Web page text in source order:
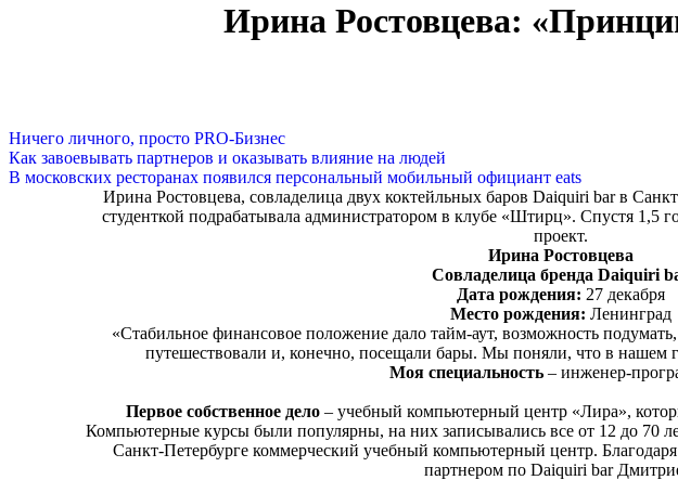
Ирина Ростовцева:
Ничего личного, просто PRO-Бизнес
Как завоевывать партнеров и оказывать влияние на людей
В московских ресторанах появился персональный мобильный официант eats
Ирина Ростовцева, совладелица двух коктейльных баров Daiquiri bar в
студенткой подрабатывала администратором в клубе «Штирц». Спустя 1,5
проект.
Ирина Ростовцева
Совладелица бренда Daiquiri
Дата рождения: 27 декабря
Место рождения: Ленинград
«Стабильное финансовое положение дало тайм-аут, возможность
путешествовали и, конечно, посещали бары. Мы поняли, что в нашем
Моя специальность – инженер-
Первое собственное дело – учебный компьютерный центр «Лира»,
Компьютерные курсы были популярны, на них записывались все от 12 до 70
Санкт-Петербурге коммерческий учебный компьютерный центр.
партнером по Daiquiri bar